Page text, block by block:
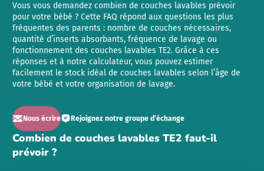
Vous vous demandez combien de couches lavables prévoir
pour votre bébé ? Cette FAQ répond aux questions les plus
fréquentes des parents : nombre de couches nécessaires,
quantité d’inserts absorbants, fréquence de lavage ou
fonctionnement des couches lavables TE2. Grâce à ces
réponses et à notre calculateur, vous pouvez estimer
facilement le stock idéal de couches lavables selon l’âge de
votre bébé et votre organisation de lavage.
Nous écrire Rejoignez notre groupe d’échange
Combien de couches lavables TE2 faut-il
prévoir ?